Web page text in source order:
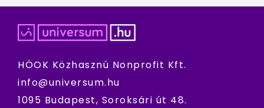
HÖOK Közhasznú Nonprofit Kft.
info@universum.hu
1095 Budapest, Soroksári út 48.